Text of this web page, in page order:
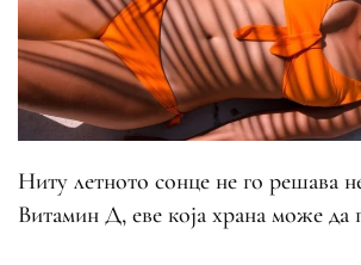
Ниту летното сонце не го решава
Витамин Д, еве која храна може да